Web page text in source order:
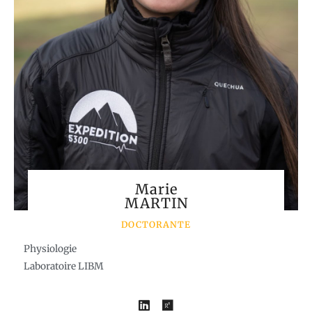
Marie
MARTIN
DOCTORANTE
Physiologie
Laboratoire LIBM
L R